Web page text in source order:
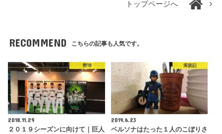
トップページへ
RECOMMEND こちらの記事も人気です。
野球
2018.11.29
２０１９シーズンに向けて｜巨人
実践記
2019.6.23
ペルソナはたった１人のこぼりさ